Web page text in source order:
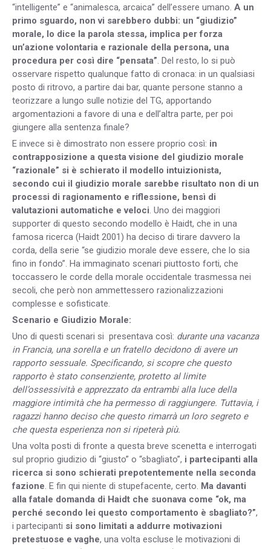
“intelligente” e “animalesca, arcaica” dell’essere umano. A un
primo sguardo, non vi sarebbero dubbi: un “giudizio”
morale, lo dice la parola stessa, implica per forza
un’azione volontaria e razionale della persona, una
procedura per così dire “pensata”. Del resto, lo si può
osservare rispetto qualunque fatto di cronaca: in un qualsiasi
posto di ritrovo, a partire dai bar, quante persone stanno a
teorizzare a lungo sulle notizie del TG, apportando
argomentazioni a favore di una e dell’altra parte, per poi
giungere alla sentenza finale?
E invece si è dimostrato non essere proprio così: in
contrapposizione a questa visione del giudizio morale
“razionale” si è schierato il modello intuizionista,
secondo cui il giudizio morale sarebbe risultato non di un
processi di ragionamento e riflessione, bensì di
valutazioni automatiche e veloci. Uno dei maggiori
supporter di questo secondo modello è Haidt, che in una
famosa ricerca (Haidt 2001) ha deciso di tirare davvero la
corda, della serie “se giudizio morale deve essere, che lo sia
fino in fondo”. Ha immaginato scenari piuttosto forti, che
toccassero le corde della morale occidentale trasmessa nei
secoli, che però non ammettessero razionalizzazioni
complesse e sofisticate.
Scenario e Giudizio Morale:
Uno di questi scenari si presentava così: durante una vacanza
in Francia, una sorella e un fratello decidono di avere un
rapporto sessuale. Specificando, si scopre che questo
rapporto è stato consenziente, protetto al limite
dell’ossessività e apprezzato da entrambi alla luce della
maggiore intimità che ha permesso di raggiungere. Tuttavia, i
ragazzi hanno deciso che questo rimarrà un loro segreto e
che questa esperienza non si ripeterà più.
Una volta posti di fronte a questa breve scenetta e interrogati
sul proprio giudizio di “giusto” o “sbagliato”, i partecipanti alla
ricerca si sono schierati prepotentemente nella seconda
fazione. E fin qui niente di stupefacente, certo. Ma davanti
alla fatale domanda di Haidt che suonava come “ok, ma
perché secondo lei questo comportamento è sbagliato?”,
i partecipanti si sono limitati a addurre motivazioni
pretestuose e vaghe, una volta escluse le motivazioni di